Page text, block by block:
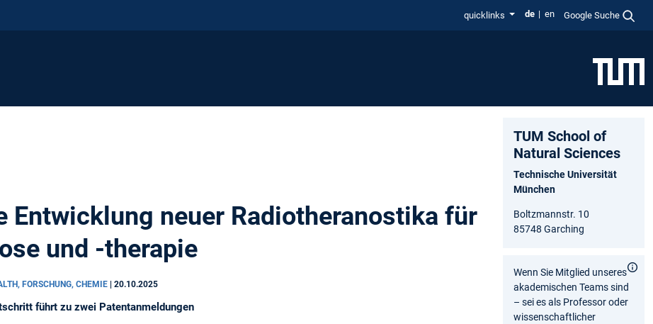
quicklinks de en Google Suche
Entwicklung neuer Radiotheranostika für
und -therapie
FORSCHUNG, CHEMIE | 20.10.2025
führt zu zwei Patentanmeldungen
TUM School of
Natural Sciences
Technische Universität
München
Boltzmannstr. 10
85748 Garching
Wenn Sie Mitglied unseres
akademischen Teams sind
– sei es als Professor oder
wissenschaftlicher